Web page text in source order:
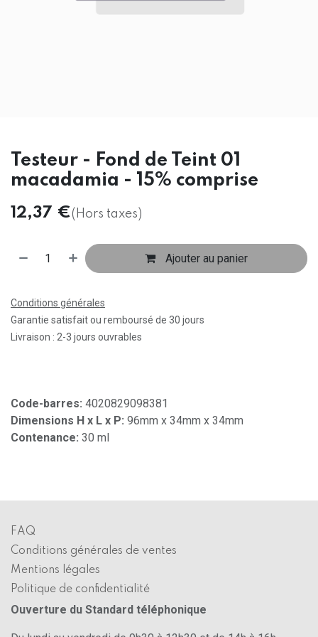
Testeur - Fond de Teint 01
macadamia - 15% comprise
12,37 €(Hors taxes)
Ajouter au panier
Conditions générales
Garantie satisfait ou remboursé de 30 jours
Livraison : 2-3 jours ouvrables
Code-barres: 4020829098381
Dimensions H x L x P: 96mm x 34mm x 34mm
Contenance: 30 ml
FAQ
Conditions générales de ventes
Mentions légales
Politique de confidentialité
Ouverture du Standard téléphonique